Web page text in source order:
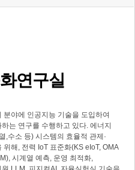
연구실
분야에 인공지능 기술을 도입하여
하는 연구를 수행하고 있다. 에너지
,수소 등) 시스템의 효율적 관제·
위해, 전력 IoT 표준화(KS eIoT, OMA
시계열 예측, 운영 최적화,